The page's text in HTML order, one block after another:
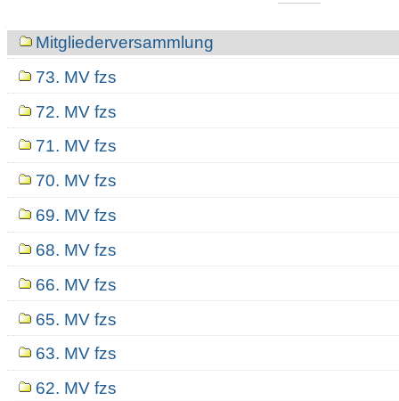
NavigationMitgliederversammlung
73. MV fzs
72. MV fzs
71. MV fzs
70. MV fzs
69. MV fzs
68. MV fzs
66. MV fzs
65. MV fzs
63. MV fzs
62. MV fzs